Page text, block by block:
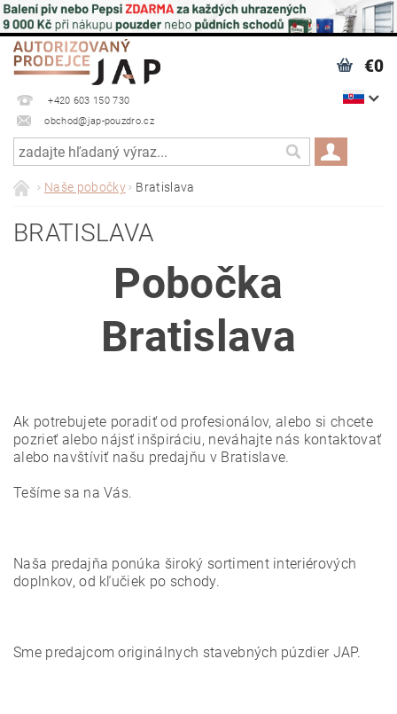
+420 603 150 730
obchod@jap-pouzdro.cz
€0
Naše pobočky Bratislava
BRATISLAVA
Pobočka
Bratislava
Ak potrebujete poradiť od profesionálov, alebo si chcete
pozrieť alebo nájsť inšpiráciu, neváhajte nás kontaktovať
alebo navštíviť našu predajňu v Bratislave.
Tešíme sa na Vás.
Naša predajňa ponúka široký sortiment interiérových
doplnkov, od kľučiek po schody.
Sme predajcom originálnych stavebných púzdier JAP.